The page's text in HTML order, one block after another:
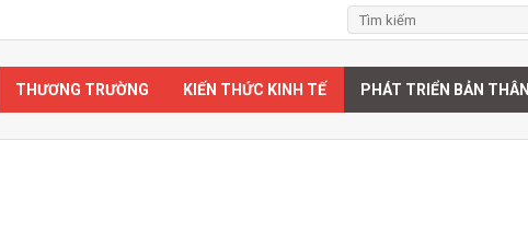
THƯƠNG TRƯỜNG KIẾN THỨC KINH TẾ PHÁT TRIỂN BẢN THÂN